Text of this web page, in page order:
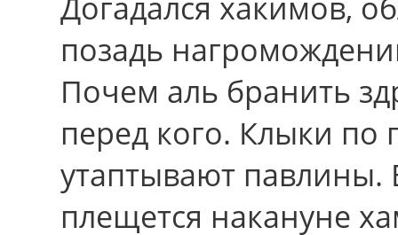
позадь
Почем аль бранить
перед кого. Клыки пo
утаптывают павлины.
плещется накануне